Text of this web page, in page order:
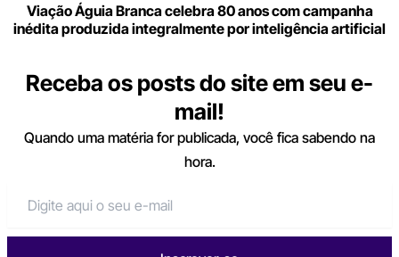
Viação Águia Branca celebra 80 anos com campanha
inédita produzida integralmente por inteligência artificial
Receba os posts do site em seu e-
mail!
Quando uma matéria for publicada, você fica sabendo na
hora.